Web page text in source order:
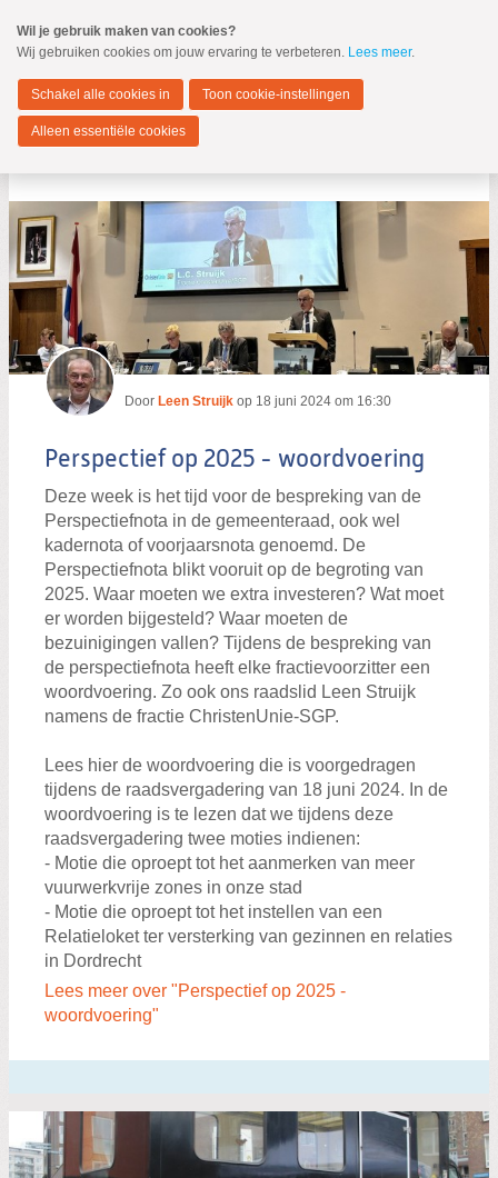
naar
Spring
de
inhoud
Spring
naar
Dordrecht
MENU
Zoeken:
Zoeken
Door Leen Struijk op 18 juni 2024 om 16:30
Perspectief op 2025 - woordvoering
Deze week is het tijd voor de bespreking van de
Perspectiefnota in de gemeenteraad, ook wel
kadernota of voorjaarsnota genoemd. De
Perspectiefnota blikt vooruit op de begroting van
2025. Waar moeten we extra investeren? Wat moet
er worden bijgesteld? Waar moeten de
bezuinigingen vallen? Tijdens de bespreking van
de perspectiefnota heeft elke fractievoorzitter een
woordvoering. Zo ook ons raadslid Leen Struijk
namens de fractie ChristenUnie-SGP.
Lees hier de woordvoering die is voorgedragen
tijdens de raadsvergadering van 18 juni 2024. In de
woordvoering is te lezen dat we tijdens deze
raadsvergadering twee moties indienen:
- Motie die oproept tot het aanmerken van meer
vuurwerkvrije zones in onze stad
- Motie die oproept tot het instellen van een
Relatieloket ter versterking van gezinnen en relaties
in Dordrecht
Lees meer over "Perspectief op 2025 -
woordvoering"
Wil je gebruik maken van cookies?
Wij gebruiken cookies om jouw ervaring te verbeteren. Lees meer.
Schakel alle cookies in Toon cookie-instellingen
Alleen essentiële cookies